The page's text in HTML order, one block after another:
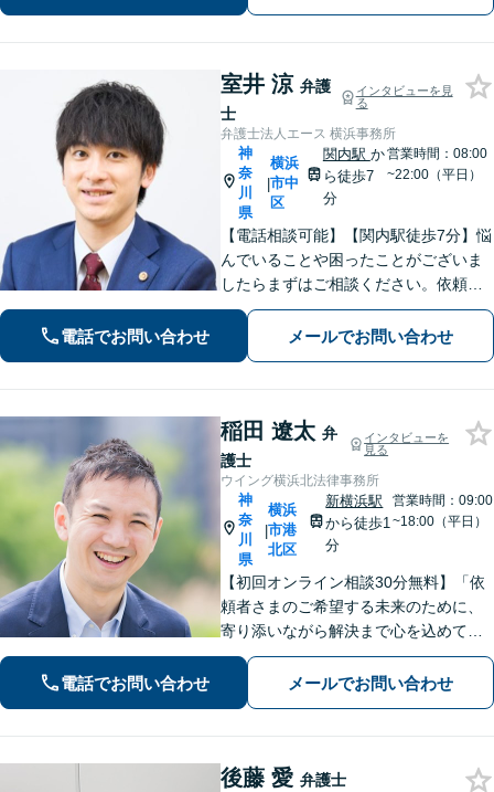
す。
室井 涼 弁護
士
インタビューを見
る
弁護士法人エース 横浜事務所
神
奈
川
県
|
横浜
市中
区
関内駅 か
ら徒歩7
分
営業時間：08:00
~22:00（平日）
【電話相談可能】【関内駅徒歩7分】悩
んでいることや困ったことがございま
したらまずはご相談ください。依頼者
様の悩みに寄り添い、最善の解決策を
見つけるための一助となるべく尽力い
たします！【クレジットカード利用可
電話でお問い合わせ メールでお問い合わせ
稲田 遼太 弁
護士
インタビューを
見る
ウイング横浜北法律事務所
神
奈
川
県
|
横浜
市港
北区
新横浜駅
から徒歩1
分
営業時間：09:00
~18:00（平日）
【初回オンライン相談30分無料】「依
頼者さまのご希望する未来のために、
寄り添いながら解決まで心を込めて対
応します」不動産契約や売買、家賃滞
納など不動産トラブル／離婚協議や調
停など離婚問題／相続・遺言も対応
電話でお問い合わせ メールでお問い合わせ
後藤 愛 弁護士